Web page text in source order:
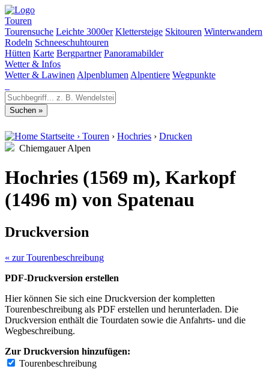
Touren
Tourensuche Leichte 3000er Klettersteige Skitouren Winterwandern
Rodeln Schneeschuhtouren
Hütten Karte Bergpartner Panoramabilder
Wetter & Infos
Wetter & Lawinen Alpenblumen Alpentiere Wegpunkte
Startseite › Touren › Hochries › Drucken
Chiemgauer Alpen
Hochries (1569 m), Karkopf
(1496 m) von Spatenau
Druckversion
« zur Tourenbeschreibung
PDF-Druckversion erstellen
Hier können Sie sich eine Druckversion der kompletten
Tourenbeschreibung als PDF erstellen und herunterladen. Die
Druckversion enthält die Tourdaten sowie die Anfahrts- und die
Wegbeschreibung.
Zur Druckversion hinzufügen:
Tourenbeschreibung